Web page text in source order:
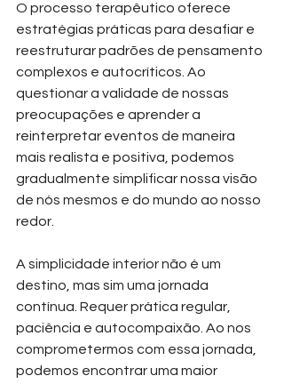
O processo terapêutico oferece
estratégias práticas para desafiar e
reestruturar padrões de pensamento
complexos e autocríticos. Ao
questionar a validade de nossas
preocupações e aprender a
reinterpretar eventos de maneira
mais realista e positiva, podemos
gradualmente simplificar nossa visão
de nós mesmos e do mundo ao nosso
redor.
A simplicidade interior não é um
destino, mas sim uma jornada
contínua. Requer prática regular,
paciência e autocompaixão. Ao nos
comprometermos com essa jornada,
podemos encontrar uma maior